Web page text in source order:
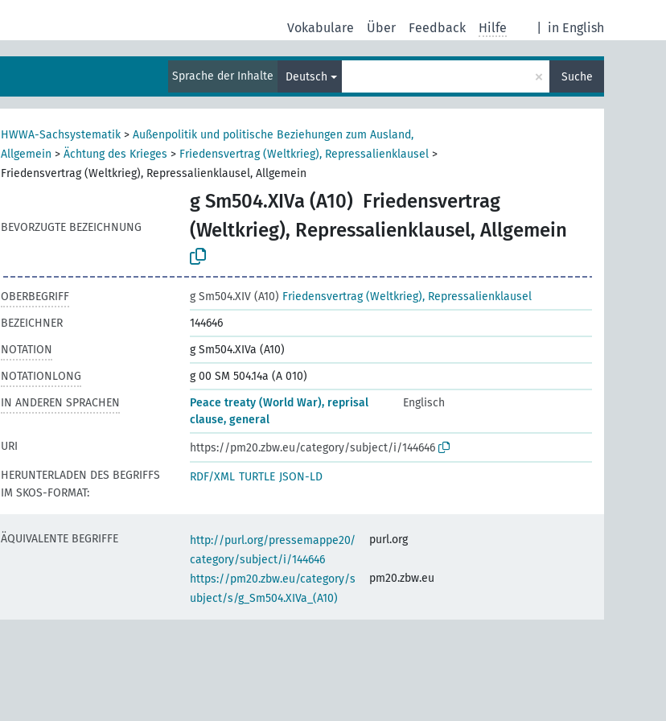
in English
Vokabulare Über Feedback Hilfe
Sprache der Inhalte Deutsch × Suche
HWWA-Sachsystematik > Außenpolitik und politische Beziehungen zum Ausland,
Allgemein > Ächtung des Krieges > Friedensvertrag (Weltkrieg), Repressalienklausel >
Friedensvertrag (Weltkrieg), Repressalienklausel, Allgemein
BEVORZUGTE BEZEICHNUNG
g Sm504.XIVa (A10) Friedensvertrag
(Weltkrieg), Repressalienklausel, Allgemein
OBERBEGRIFF g Sm504.XIV (A10) Friedensvertrag (Weltkrieg), Repressalienklausel
BEZEICHNER
144646
NOTATION
g Sm504.XIVa (A10)
NOTATIONLONG
g 00 SM 504.14a (A 010)
IN ANDEREN SPRACHEN
Peace treaty (World War), reprisal
clause, general
Englisch
URI
https://pm20.zbw.eu/category/subject/i/144646
HERUNTERLADEN DES BEGRIFFS
IM SKOS-FORMAT:
RDF/XML TURTLE JSON-LD
ÄQUIVALENTE BEGRIFFE
http://purl.org/pressemappe20/
category/subject/i/144646
purl.org
https://pm20.zbw.eu/category/s
ubject/s/g_Sm504.XIVa_(A10)
pm20.zbw.eu